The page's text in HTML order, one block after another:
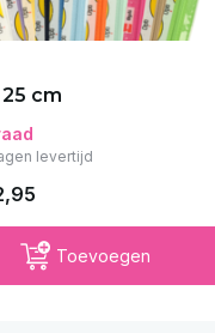
cm
levertijd
Toevoegen